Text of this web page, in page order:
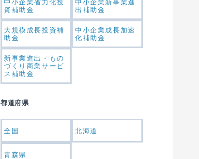
中小企業省力化投
資補助金
中小企業新事業進
出補助金
大規模成長投資補
助金
中小企業成長加速
化補助金
新事業進出・もの
づくり商業サービ
ス補助金
都道府県
全国 北海道
青森県